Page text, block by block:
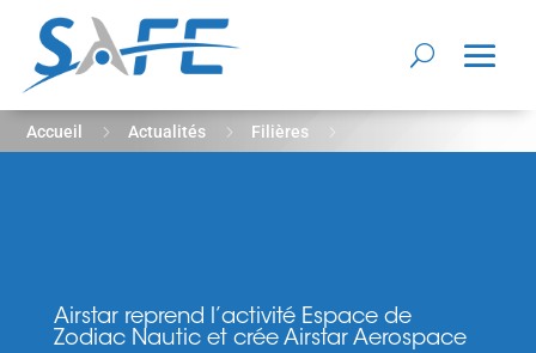
Accueil 5 Actualités 5 Filières
Airstar reprend l’activité Espace de
Zodiac Nautic et crée Airstar Aerospace